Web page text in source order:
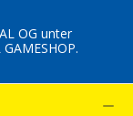
OG unter